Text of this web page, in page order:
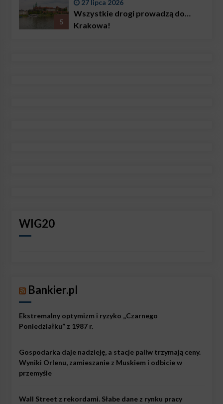
5
27 lipca 2026
Wszystkie drogi prowadzą do…
Krakowa!
WIG20
Bankier.pl
Ekstremalny optymizm i ryzyko „Czarnego
Poniedziałku” z 1987 r.
Gospodarka daje nadzieję, a stacje paliw trzymają ceny.
Wyniki Orlenu, zamieszanie z Muskiem i odbicie w
przemyśle
Wall Street z rekordami. Słabe dane z rynku pracy